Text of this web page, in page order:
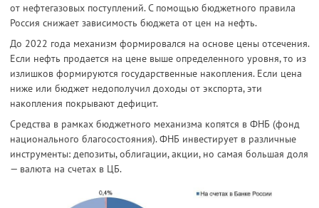
от нефтегазовых поступлений. С помощью бюджетного правила
Россия снижает зависимость бюджета от цен на нефть.
До 2022 года механизм формировался на основе цены отсечения.
Если нефть продается на цене выше определенного уровня, то из
излишков формируются государственные накопления. Если цена
ниже или бюджет недополучил доходы от экспорта, эти
накопления покрывают дефицит.
Средства в рамках бюджетного механизма копятся в ФНБ (фонд
национального благосостояния). ФНБ инвестирует в различные
инструменты: депозиты, облигации, акции, но самая большая доля
— валюта на счетах в ЦБ.